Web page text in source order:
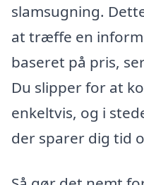
slamsugning.
at træffe en
baseret på pris,
Du slipper for at
enkeltvis, og i
der sparer dig tid